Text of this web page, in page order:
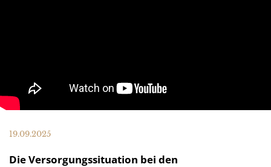
19.09.2025
Die Versorgungssituation bei den